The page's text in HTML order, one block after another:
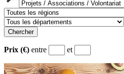
Prix (€) entre et